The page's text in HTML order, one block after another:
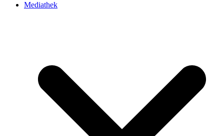
Mediathek